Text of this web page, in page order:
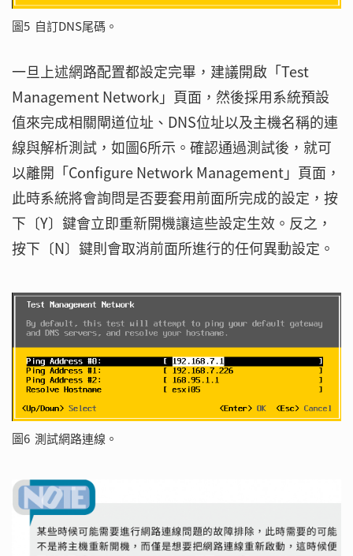
圖5 自訂DNS尾碼。
一旦上述網路配置都設定完畢，建議開啟「Test
Management Network」頁面，然後採用系統預設
值來完成相關閘道位址、DNS位址以及主機名稱的連
線與解析測試，如圖6所示。確認通過測試後，就可
以離開「Configure Network Management」頁面，
此時系統將會詢問是否要套用前面所完成的設定，按
下〔Y〕鍵會立即重新開機讓這些設定生效。反之，
按下〔N〕鍵則會取消前面所進行的任何異動設定。
圖6 測試網路連線。